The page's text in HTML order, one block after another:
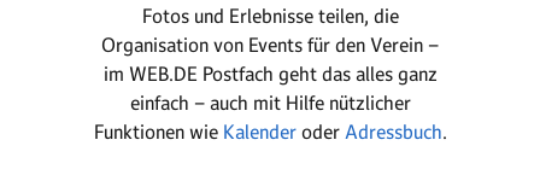
Fotos und Erlebnisse teilen, die
Organisation von Events für den Verein –
im WEB.DE Postfach geht das alles ganz
einfach – auch mit Hilfe nützlicher
Funktionen wie Kalenderoder Adressbuch.